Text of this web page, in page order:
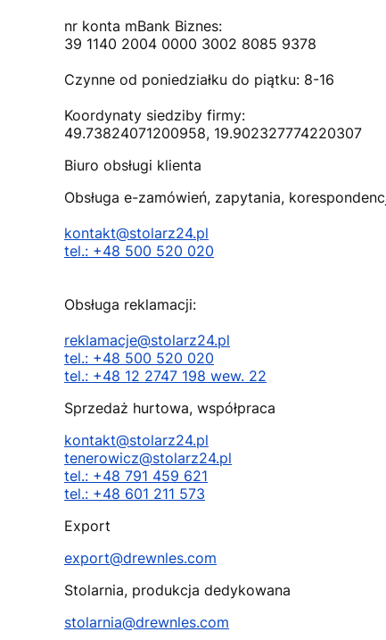
nr konta mBank Biznes:
39 1140 2004 0000 3002 8085 9378
Czynne od poniedziałku do piątku: 8-16
Koordynaty siedziby firmy:
49.73824071200958, 19.902327774220307
Biuro obsługi klienta
Obsługa e-zamówień, zapytania,
kontakt@stolarz24.pl
tel.: +48 500 520 020
Obsługa reklamacji:
reklamacje@stolarz24.pl
tel.: +48 500 520 020
tel.: +48 12 2747 198 wew. 22
Sprzedaż hurtowa, współpraca
kontakt@stolarz24.pl
tenerowicz@stolarz24.pl
tel.: +48 791 459 621
tel.: +48 601 211 573
Export
export@drewnles.com
Stolarnia, produkcja dedykowana
stolarnia@drewnles.com